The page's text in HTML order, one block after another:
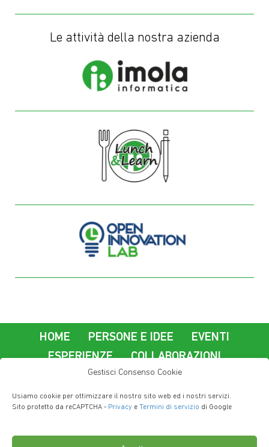
Gestisci Consenso Cookie
Usiamo cookie per ottimizzare il nostro sito web ed i nostri servizi.
Sito protetto da reCAPTCHA - Privacy e Termini di servizio di Google
Le attività della nostra azienda
HOME PERSONE E IDEE
EVENTI
ESPERIENZE
COLLABORAZIONI
Lavorare a Imola Informatica
Contatti